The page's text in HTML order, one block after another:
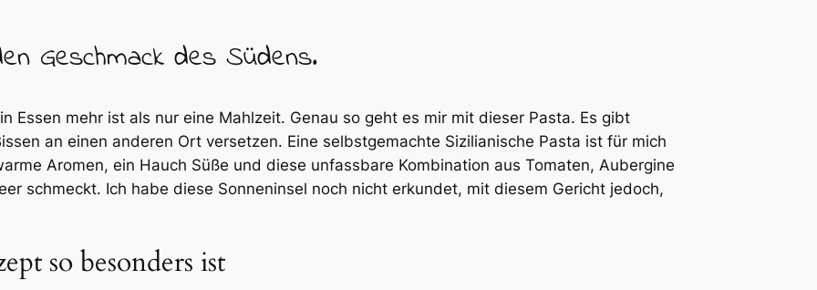
Geschmack des Südens.
Essen mehr ist als nur eine Mahlzeit. Genau so geht es mir mit dieser Pasta. Es gibt
an einen anderen Ort versetzen. Eine selbstgemachte Sizilianische Pasta ist für mich
Aromen, ein Hauch Süße und diese unfassbare Kombination aus Tomaten, Aubergine
schmeckt. Ich habe diese Sonneninsel noch nicht erkundet, mit diesem Gericht jedoch,
so besonders ist